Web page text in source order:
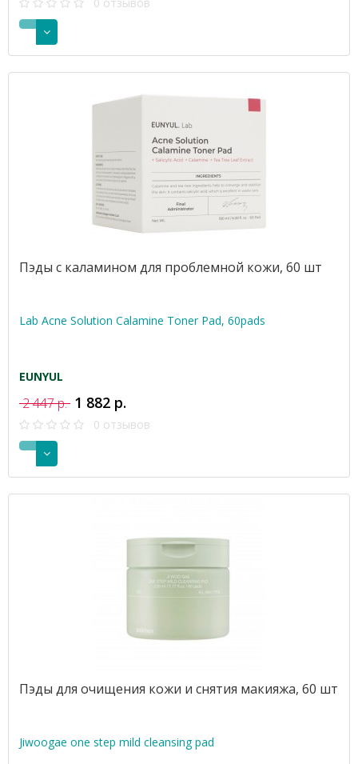
Пэды с каламином для проблемной кожи, 60 шт
Lab Acne Solution Calamine Toner Pad, 60pads
EUNYUL
2 447 р. 1 882 р.
0 отзывов
Пэды для очищения кожи и снятия макияжа, 60 шт
Jiwoogae one step mild cleansing pad